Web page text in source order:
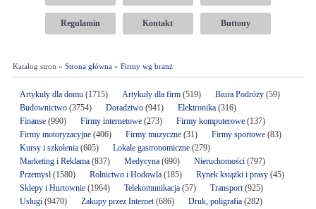
Regulamin Kontakt Buttony
Katalog stron » Strona główna» Firmy wg branż
Artykuły dla domu(1715) Artykuły dla firm(519) Biura Podróży(59)
Budownictwo(3754) Doradztwo(941) Elektronika (316)
Finanse(990) Firmy internetowe (273) Firmy komputerowe(137)
Firmy motoryzacyjne(406) Firmy muzyczne(31) Firmy sportowe(83)
Kursy i szkolenia(605) Lokale gastronomiczne(279)
Marketing i Reklama(837) Medycyna(690) Nieruchomości(797)
Przemysł(1580) Rolnictwo i Hodowla(185) Rynek książki i prasy(45)
Sklepy i Hurtownie(1964) Telekomunikacja(57) Transport(925)
Usługi(9470) Zakupy przez Internet(686) Druk, poligrafia(282)